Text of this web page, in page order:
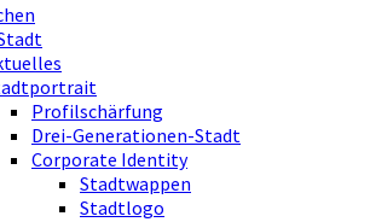
Profilschärfung
Drei-Generationen-Stadt
Corporate Identity
Stadtwappen
Stadtlogo